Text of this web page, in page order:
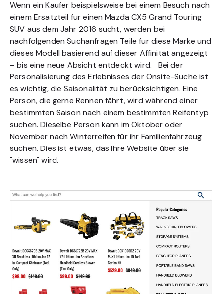
Wenn ein Käufer beispielsweise bei einem Besuch nach
einem Ersatzteil für einen Mazda CX5 Grand Touring
SUV aus dem Jahr 2016 sucht, werden bei
nachfolgenden Suchanfragen Teile für diese Marke und
dieses Modell basierend auf dieser Affinität angezeigt
– bis eine neue Absicht entdeckt wird.
Bei der
Personalisierung des Erlebnisses der Onsite-Suche ist
es wichtig, die Saisonalität zu berücksichtigen. Eine
Person, die gerne Rennen fährt, wird während einer
bestimmten Saison nach einem bestimmten Reifentyp
suchen. Dieselbe Person kann im Oktober oder
November nach Winterreifen für ihr Familienfahrzeug
suchen. Dies ist etwas, das Ihre Website über sie
"wissen" wird.